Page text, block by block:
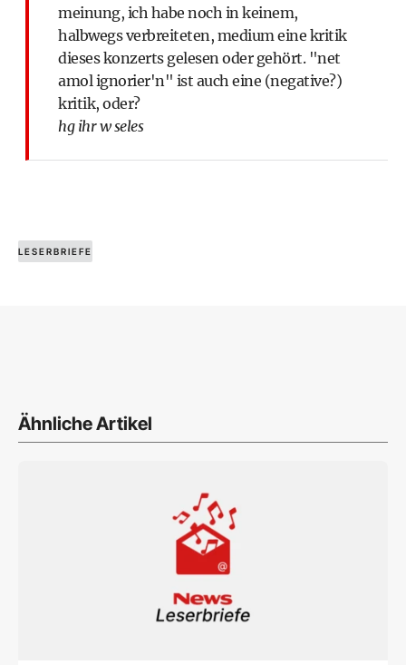
meinung, ich habe noch in keinem,
halbwegs verbreiteten, medium eine kritik
dieses konzerts gelesen oder gehört. "net
amol ignorier'n" ist auch eine (negative?)
kritik, oder?
hg ihr w seles
LESERBRIEFE
Ähnliche Artikel